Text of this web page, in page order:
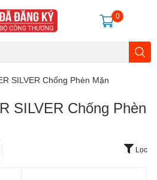
0
SILVER Chống Phèn Mặn
SILVER Chống Phèn
Lọc